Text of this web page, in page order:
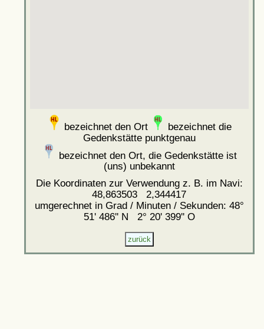
bezeichnet den Ort
bezeichnet die
Gedenkstätte punktgenau
bezeichnet den Ort, die Gedenkstätte ist
(uns) unbekannt
Die Koordinaten zur Verwendung z. B. im Navi:
48,863503 2,344417
umgerechnet in Grad / Minuten / Sekunden: 48°
51' 486'' N 2° 20' 399'' O